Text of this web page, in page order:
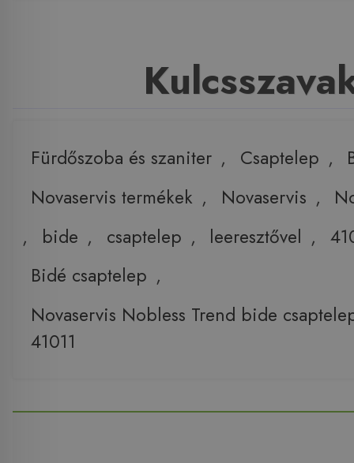
Fürdőszoba és szaniter , Csaptelep ,
Novaservis termékek , Novaservis ,
,
bide , csaptelep , leeresztővel ,
Bidé csaptelep ,
Novaservis Nobless Trend bide
41011